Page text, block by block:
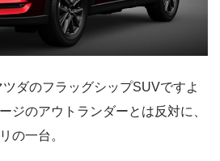
ツダのフラッグシップSUVですよ
ジのアウトランダーとは反対に、
の一台。